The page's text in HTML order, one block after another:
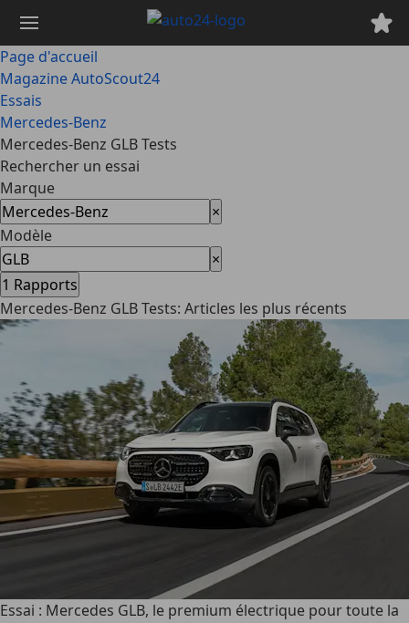
contenu
principal
Page d'accueil
Magazine AutoScout24
Essais
Mercedes-Benz
Mercedes-Benz GLB Tests
Rechercher un essai
Marque
×
Modèle
×
1 Rapports
Mercedes-Benz GLB Tests: Articles les plus récents
Essai : Mercedes GLB, le premium électrique pour toute la